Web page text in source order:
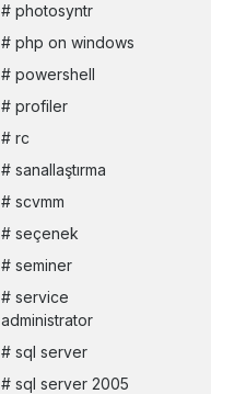
photosyntr
php on windows
powershell
profiler
rc
sanallaştırma
scvmm
seçenek
seminer
service
administrator
sql server
sql server 2005